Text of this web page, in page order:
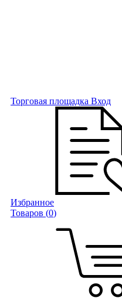
Торговая площадка Вход
Избранное
Товаров (0)